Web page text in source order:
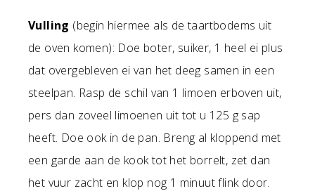
Vulling (begin hiermee als de taartbodems uit
de oven komen): Doe boter, suiker, 1 heel ei plus
dat overgebleven ei van het deeg samen in een
steelpan. Rasp de schil van 1 limoen erboven uit,
pers dan zoveel limoenen uit tot u 125 g sap
heeft. Doe ook in de pan. Breng al kloppend met
een garde aan de kook tot het borrelt, zet dan
het vuur zacht en klop nog 1 minuut flink door.